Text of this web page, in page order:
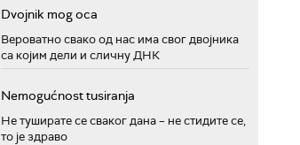
Dvojnik mog oca
Вероватно свако од нас има свог двојника
са којим дели и сличну ДНК
Nemogućnost tusiranja
Не туширате се сваког дана – не стидите се,
то је здраво